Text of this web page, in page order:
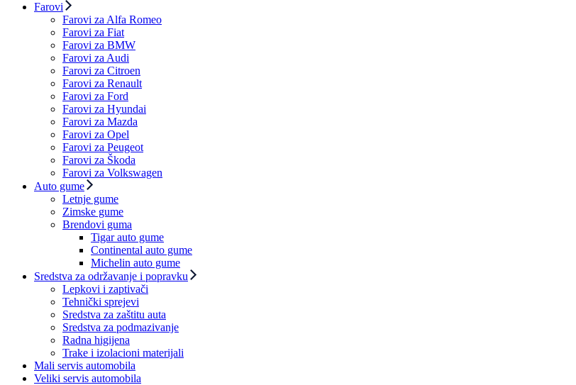
Farovi
Farovi za Alfa Romeo
Farovi za Fiat
Farovi za BMW
Farovi za Audi
Farovi za Citroen
Farovi za Renault
Farovi za Ford
Farovi za Hyundai
Farovi za Mazda
Farovi za Opel
Farovi za Peugeot
Farovi za Škoda
Farovi za Volkswagen
Auto gume
Letnje gume
Zimske gume
Brendovi guma
Tigar auto gume
Continental auto gume
Michelin auto gume
Sredstva za održavanje i popravku
Lepkovi i zaptivači
Tehnički sprejevi
Sredstva za zaštitu auta
Sredstva za podmazivanje
Radna higijena
Trake i izolacioni materijali
Mali servis automobila
Veliki servis automobila